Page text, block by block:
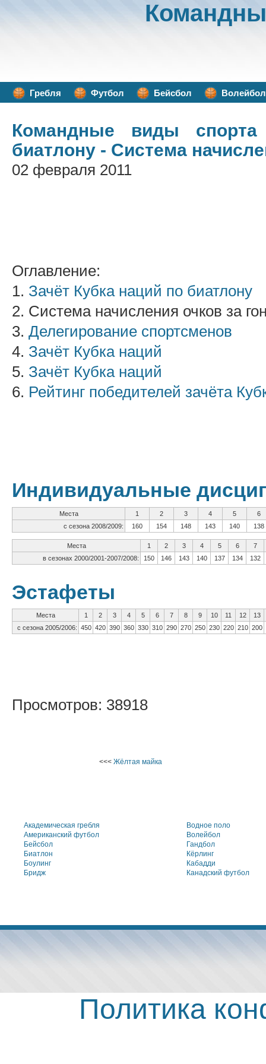
Гребля Футбол Бейсбол Волейбол
Командные виды спорта
биатлону - Система
02 февраля 2011
Оглавление:
1. Зачёт Кубка наций по биатлону
2. Система начисления очков за
3. Делегирование спортсменов
4. Зачёт Кубка наций
5. Зачёт Кубка наций
6. Рейтинг победителей зачёта
Индивидуальные
Места 1 2 3 4 5
6
с сезона 2008/2009:
160 154 148 143 140 138
Места 1 2 3 4 5 6
7
в сезонах 2000/2001-2007/2008:
150 146 143 140 137 134 132
Эстафеты
Места 1 2 3 4 5 6 7 8 9 10 11 12
13
с сезона 2005/2006: 450 420 390 360 330 310 290 270 250 230 220 210 200
Просмотров: 38918
<<< Жёлтая майка
Академическая гребля
Американский футбол
Бейсбол
Биатлон
Боулинг
Бридж
Водное поло
Волейбол
Гандбол
Кёрлинг
Кабадди
Канадский футбол
Политика